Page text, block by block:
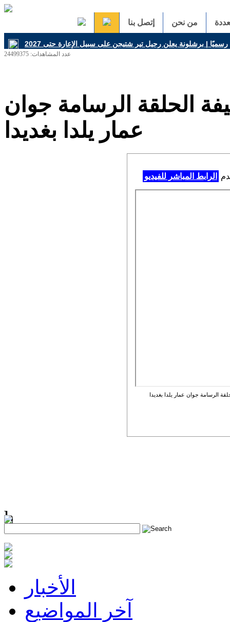
من نحن إتصل بنا
عدد المشاهدات: 24499375
الحلقة الرسامة جوان
عمار يلدا بغديدا
الرابط المباشر للفيديو
الرسامة جوان عمار يلدا بغديدا
h
الأخبار
آخر المواضيع